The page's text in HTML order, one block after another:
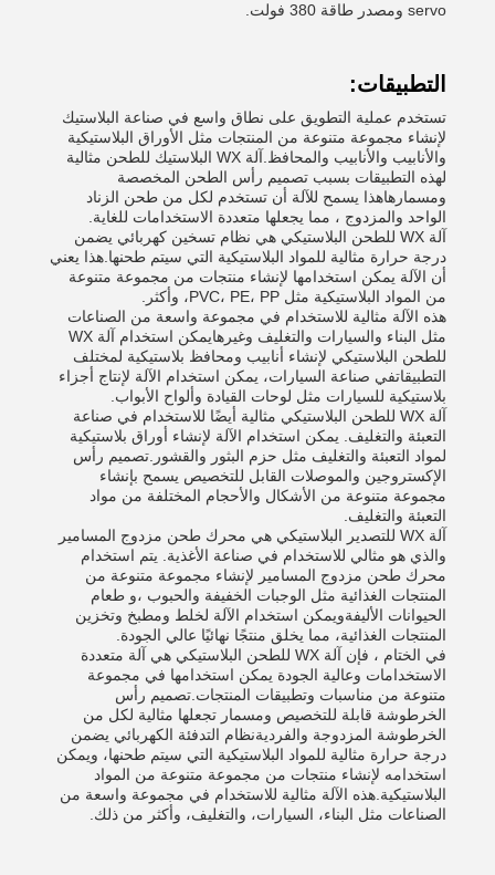
servo ومصدر طاقة 380 فولت.
التطبيقات:
تستخدم عملية التطويق على نطاق واسع في صناعة البلاستيك
لإنشاء مجموعة متنوعة من المنتجات مثل الأوراق البلاستيكية
والأنابيب والأنابيب والمحافظ.آلة WX البلاستيك للطحن مثالية
لهذه التطبيقات بسبب تصميم رأس الطحن المخصصة
ومسمارهاهذا يسمح للآلة أن تستخدم لكل من طحن الزناد
الواحد والمزدوج ، مما يجعلها متعددة الاستخدامات للغاية.
آلة WX للطحن البلاستيكي هي نظام تسخين كهربائي يضمن
درجة حرارة مثالية للمواد البلاستيكية التي سيتم طحنها.هذا يعني
أن الآلة يمكن استخدامها لإنشاء منتجات من مجموعة متنوعة
من المواد البلاستيكية مثل PVC، PE، PP، وأكثر.
هذه الآلة مثالية للاستخدام في مجموعة واسعة من الصناعات
مثل البناء والسيارات والتغليف وغيرهايمكن استخدام آلة WX
للطحن البلاستيكي لإنشاء أنابيب ومحافظ بلاستيكية لمختلف
التطبيقاتفي صناعة السيارات، يمكن استخدام الآلة لإنتاج أجزاء
بلاستيكية للسيارات مثل لوحات القيادة وألواح الأبواب.
آلة WX للطحن البلاستيكي مثالية أيضًا للاستخدام في صناعة
التعبئة والتغليف. يمكن استخدام الآلة لإنشاء أوراق بلاستيكية
لمواد التعبئة والتغليف مثل حزم البثور والقشور.تصميم رأس
الإكستروجين والموصلات القابل للتخصيص يسمح بإنشاء
مجموعة متنوعة من الأشكال والأحجام المختلفة من مواد
التعبئة والتغليف.
آلة WX للتصدير البلاستيكي هي محرك طحن مزدوج المسامير
والذي هو مثالي للاستخدام في صناعة الأغذية. يتم استخدام
محرك طحن مزدوج المسامير لإنشاء مجموعة متنوعة من
المنتجات الغذائية مثل الوجبات الخفيفة والحبوب ،و طعام
الحيوانات الأليفةويمكن استخدام الآلة لخلط ومطبخ وتخزين
المنتجات الغذائية، مما يخلق منتجًا نهائيًا عالي الجودة.
في الختام ، فإن آلة WX للطحن البلاستيكي هي آلة متعددة
الاستخدامات وعالية الجودة يمكن استخدامها في مجموعة
متنوعة من مناسبات وتطبيقات المنتجات.تصميم رأس
الخرطوشة قابلة للتخصيص ومسمار تجعلها مثالية لكل من
الخرطوشة المزدوجة والفرديةنظام التدفئة الكهربائي يضمن
درجة حرارة مثالية للمواد البلاستيكية التي سيتم طحنها، ويمكن
استخدامه لإنشاء منتجات من مجموعة متنوعة من المواد
البلاستيكية.هذه الآلة مثالية للاستخدام في مجموعة واسعة من
الصناعات مثل البناء، السيارات، والتغليف، وأكثر من ذلك.